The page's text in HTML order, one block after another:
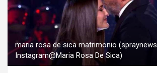
maria rosa de sica matrimonio
Instagram@Maria Rosa De Sica)